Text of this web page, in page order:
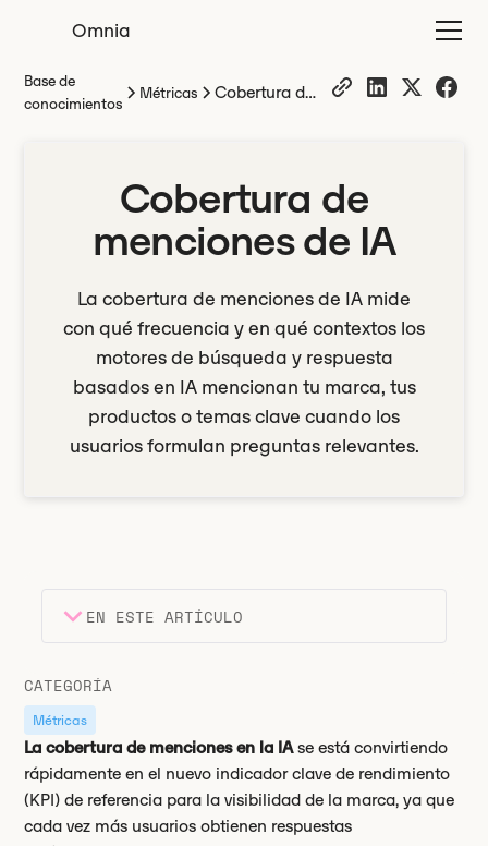
Omnia
Base de
conocimientos
Métricas
Cobertura de
Cobertura de
menciones de IA
La cobertura de menciones de IA mide
con qué frecuencia y en qué contextos los
motores de búsqueda y respuesta
basados en IA mencionan tu marca, tus
productos o temas clave cuando los
usuarios formulan preguntas relevantes.
EN ESTE ARTÍCULO
Encabezado 2
Encabezado 3
Puntos clave
CATEGORÍA
Métricas
La cobertura de menciones en la IAse está convirtiendo
rápidamente en el nuevo indicador clave de rendimiento
(KPI) de referencia para la visibilidad de la marca, ya que
cada vez más usuarios obtienen respuestas